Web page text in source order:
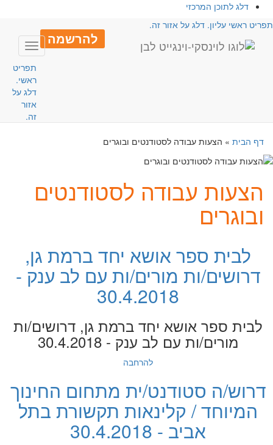
דלג לתוכן המרכזי
ראשי עליון. דלג על אזור זה.
להרשמה
Toggle
תפריט
ראשי.
דלג על
אזור
זה.
דף הבית» הצעות עבודה לסטודנטים ובוגרים
הצעות עבודה לסטודנטים
ובוגרים
לבית ספר אושא יחד ברמת גן,
דרושים/ות מורים/ות עם לב ענק -
30.4.2018
לבית ספר אושא יחד ברמת גן, דרושים/ות
מורים/ות עם לב ענק - 30.4.2018
להרחבה
דרוש/ה סטודנט/ית מתחום החינוך
המיוחד / קלינאות תקשורת בתל
אביב - 30.4.2018